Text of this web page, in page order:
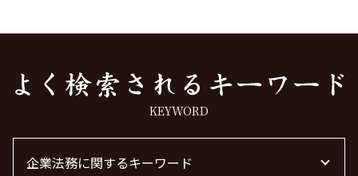
KEYWORD
企業法務に関するキーワード